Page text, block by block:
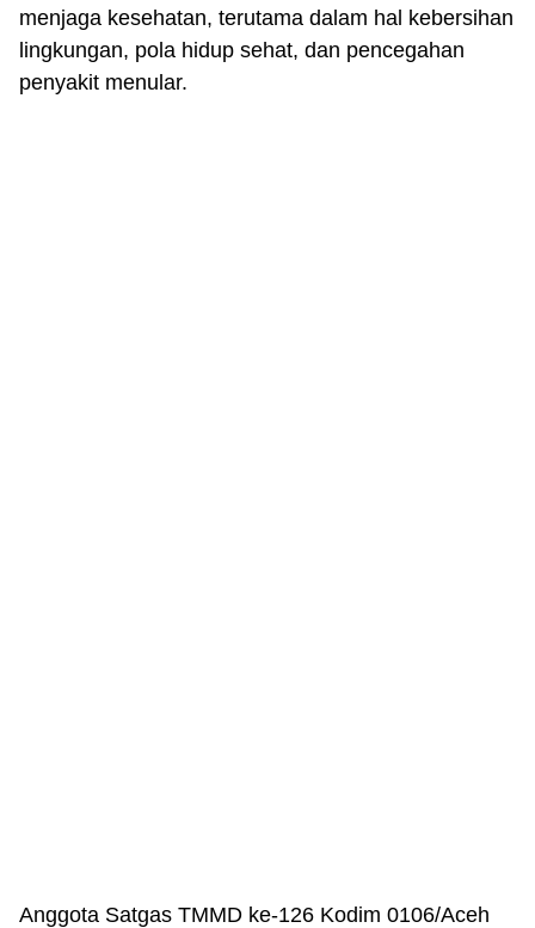
menjaga kesehatan, terutama dalam hal kebersihan
lingkungan, pola hidup sehat, dan pencegahan
penyakit menular.
Anggota Satgas TMMD ke-126 Kodim 0106/Aceh